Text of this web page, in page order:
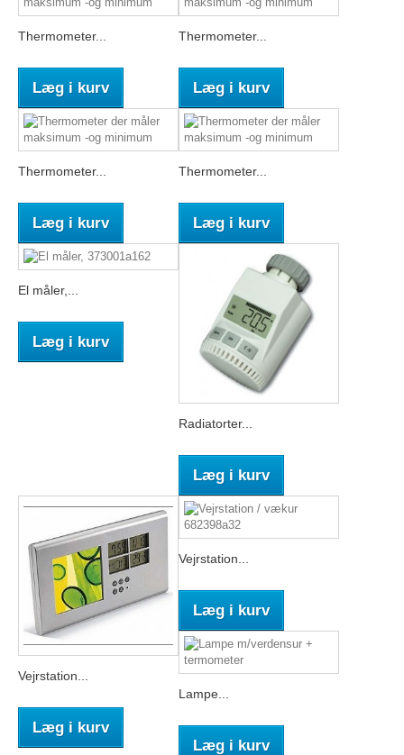
Thermometer...
Læg i kurv
Thermometer...
Læg i kurv
Thermometer...
Læg i kurv
Thermometer...
Læg i kurv
El måler,...
Læg i kurv
Radiatorter...
Læg i kurv
Vejrstation...
Læg i kurv
Vejrstation...
Læg i kurv
Lampe...
Læg i kurv